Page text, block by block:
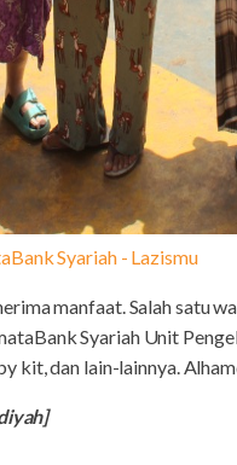
Syariah - Lazismu
manfaat. Salah satu
Syariah Unit
kit, dan lain-lainnya.